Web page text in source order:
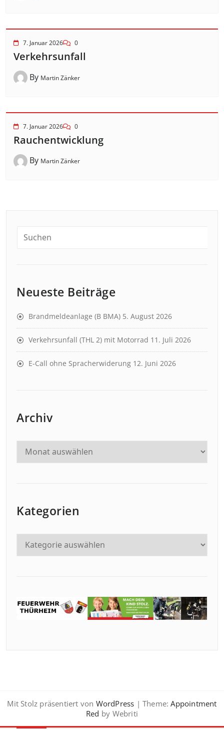
7. Januar 2026 0
Verkehrsunfall
By Martin Zänker
7. Januar 2026 0
Rauchentwicklung
By Martin Zänker
Neueste Beiträge
Brandmeldeanlage (B BMA) 5. August 2026
Verkehrsunfall (THL 2) mit Motorrad 11. Juli 2026
E-Call ohne Spracherwiderung 12. Juni 2026
Archiv
Kategorien
Mit Stolz präsentiert von WordPress | Theme: Appointment
Red by Webriti